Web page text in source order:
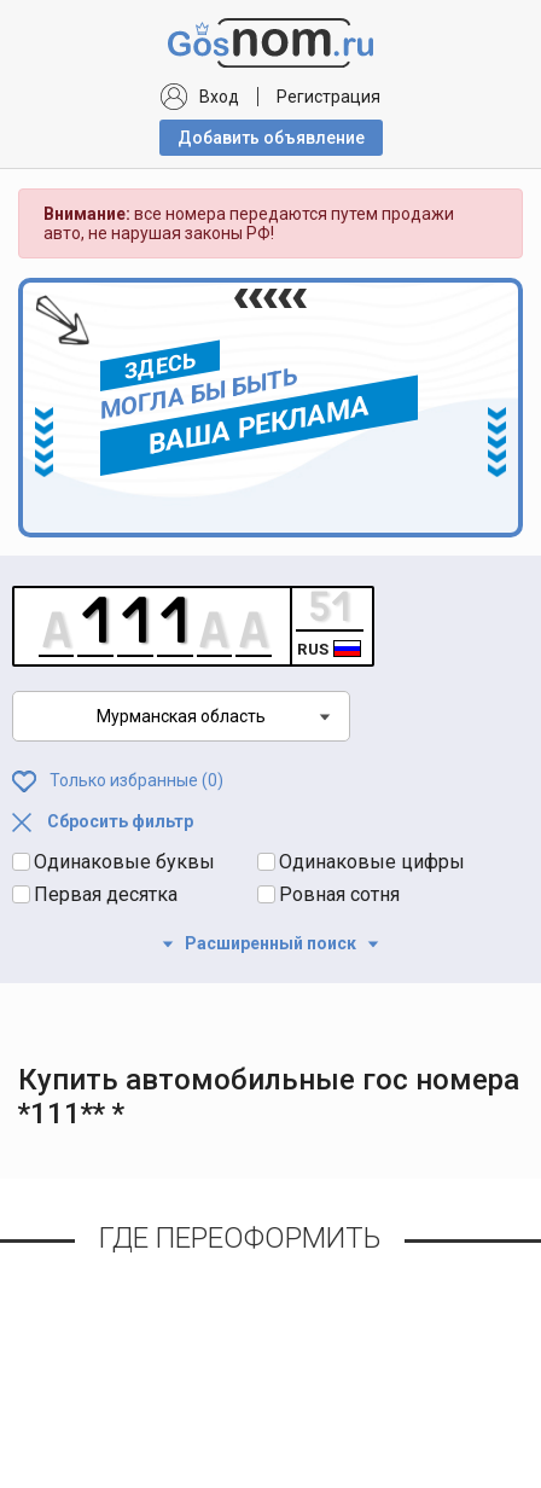
Вход Регистрация
Добавить объявлениe
Внимание: все номера передаются путем продажи
авто, не нарушая законы РФ!
ЗДЕСЬ
МОГЛА БЫ БЫТЬ
ВАША РЕКЛАМА
RUS
Мурманская область
Только избранные (0)
Сбросить фильтр
Одинаковые буквы
Одинаковые цифры
Первая десятка
Ровная сотня
Расширенный поиск
Купить автомобильные гос номера
*111** *
ГДЕ ПЕРЕОФОРМИТЬ